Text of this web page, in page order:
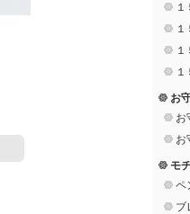
お
お
お
モ
ペ
ブ